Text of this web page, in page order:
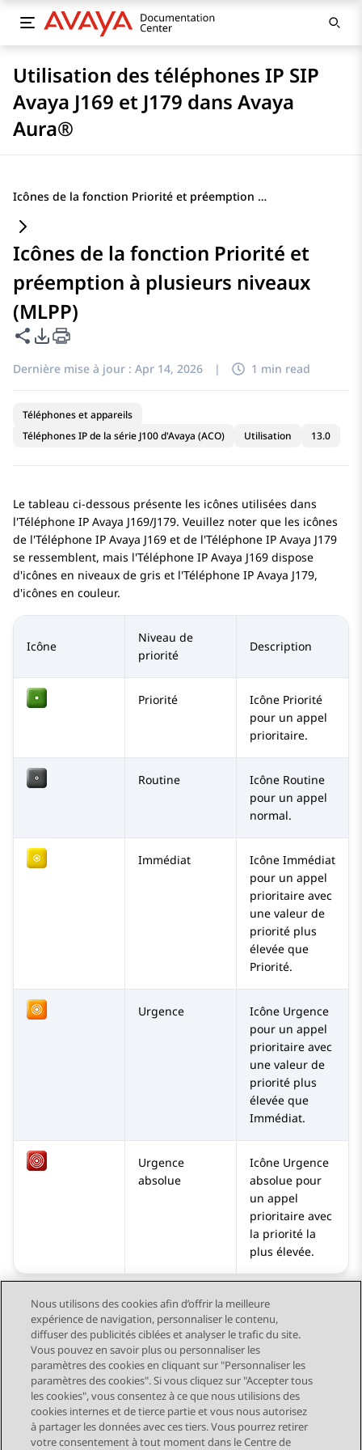
Utilisation des téléphones IP SIP
Avaya J169 et J179 dans Avaya
Aura®
Icônes de la fonction Priorité et préemption à plusieurs niveaux (MLPP)
Icônes de la fonction Priorité et
préemption à plusieurs niveaux
(MLPP)
Partager cette page
Options d'exportation PDF
Dernière mise à jour : Apr 14, 2026 | 1 min read
Téléphones et appareils
Téléphones IP de la série J100 d'Avaya (ACO)
Utilisation 13.0
Le tableau ci-dessous présente les icônes utilisées dans
l'Téléphone IP Avaya J169/J179. Veuillez noter que les icônes
de l'Téléphone IP Avaya J169 et de l'Téléphone IP Avaya J179
se ressemblent, mais l'Téléphone IP Avaya J169 dispose
d'icônes en niveaux de gris et l'Téléphone IP Avaya J179,
d'icônes en couleur.
Icône
Niveau de
priorité
Description
Priorité
Icône Priorité
pour un appel
prioritaire.
Routine
Icône Routine
pour un appel
normal.
Immédiat
Icône Immédiat
pour un appel
prioritaire avec
une valeur de
priorité plus
élevée que
Priorité.
Urgence
Icône Urgence
pour un appel
prioritaire avec
une valeur de
priorité plus
élevée que
Immédiat.
Urgence
absolue
Icône Urgence
absolue pour
un appel
prioritaire avec
la priorité la
plus élevée.
Send Feedback
Navigation par sujet
Sujet précédent Sujet suivant
Nous utilisons des cookies afin d’offrir la meilleure
expérience de navigation, personnaliser le contenu,
diffuser des publicités ciblées et analyser le trafic du site.
Vous pouvez en savoir plus ou personnaliser les
paramètres des cookies en cliquant sur "Personnaliser les
paramètres des cookies". Si vous cliquez sur "Accepter tous
les cookies", vous consentez à ce que nous utilisions des
cookies internes et de tierce partie et vous nous autorisez
à partager les données avec ces tiers. Vous pourrez retirer
votre consentement à tout moment dans le Centre de